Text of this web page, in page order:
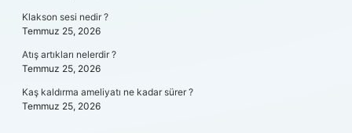
Klakson sesi nedir ?
Temmuz 25, 2026
Atış artıkları nelerdir ?
Temmuz 25, 2026
Kaş kaldırma ameliyatı ne kadar sürer ?
Temmuz 25, 2026